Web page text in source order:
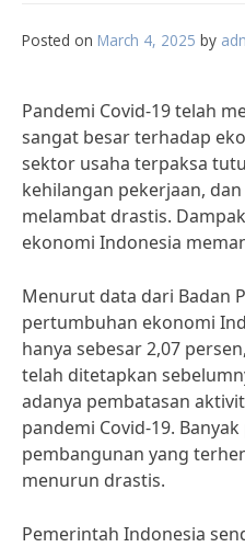
Posted on March 4, 2025 by
Pandemi Covid-19 telah
sangat besar terhadap
sektor usaha terpaksa
kehilangan pekerjaan,
melambat drastis.
ekonomi Indonesia
Menurut data dari Badan
pertumbuhan ekonomi
hanya sebesar 2,07
telah ditetapkan
adanya pembatasan
pandemi Covid-19.
pembangunan yang
menurun drastis.
Pemerintah Indonesia